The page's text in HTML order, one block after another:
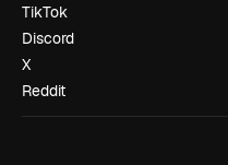
TikTok
Discord
X
Reddit